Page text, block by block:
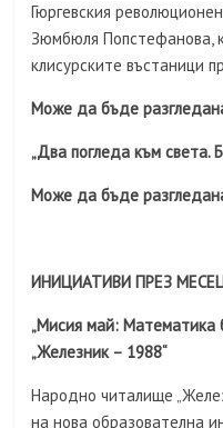
Гюргевския
Зюмбюля Попстефанова,
клисурските въстаници
Може да бъде
„Два погледа към света.
Може да бъде
ИНИЦИАТИВИ ПРЕЗ
„Мисия май: Математика
„Железник – 1988“
Народно читалище
на нова образователна